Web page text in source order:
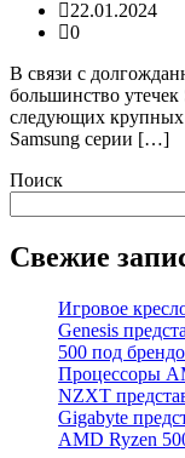
22.01.2024
0
В связи с
большинство утечек
следующих крупных
Samsung серии […]
Поиск
Свежие
Игровое
Genesis
500 под
Процессоры
NZXT
Gigabyte
AMD Ryzen